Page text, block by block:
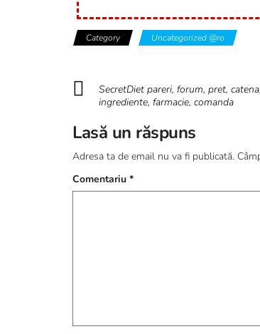
Category Uncategorized @ro
SecretDiet pareri, forum, pret,
ingrediente, farmacie, comanda
Lasă un răspuns
Adresa ta de email nu va fi publicată.
Comentariu *